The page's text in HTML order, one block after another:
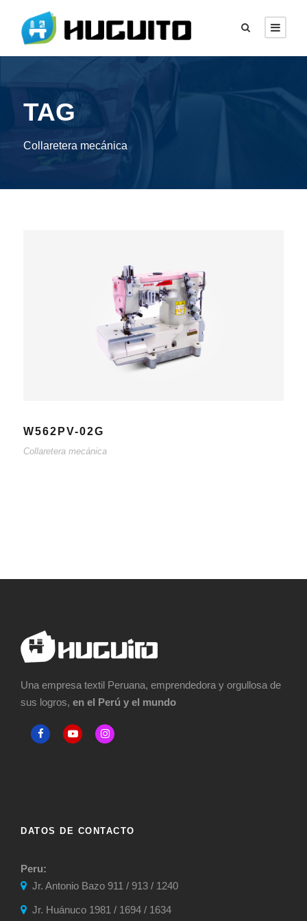
TAG
Collaretera mecánica
W562PV-02G
Collaretera mecánica
Una empresa textil Peruana, emprendedora y orgullosa de
sus logros, en el Perú y el mundo
DATOS DE CONTACTO
Peru:
Jr. Antonio Bazo 911 / 913 / 1240
Jr. Huánuco 1981 / 1694 / 1634